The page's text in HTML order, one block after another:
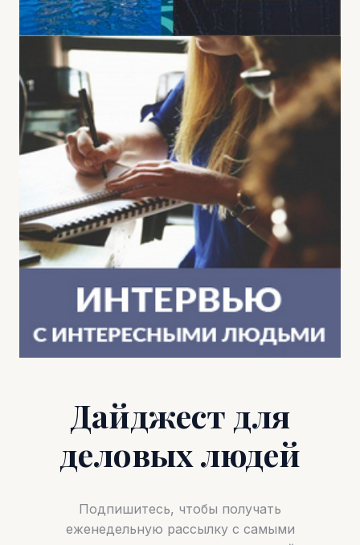
Дайджест для
деловых людей
Подпишитесь, чтобы получать
еженедельную рассылку с самыми